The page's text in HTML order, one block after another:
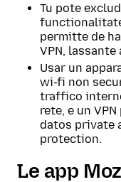
Tu pote
permitte de
VPN,
Usar un
wi-fi non
traffico
rete, e un
datos private
protection.
Le app